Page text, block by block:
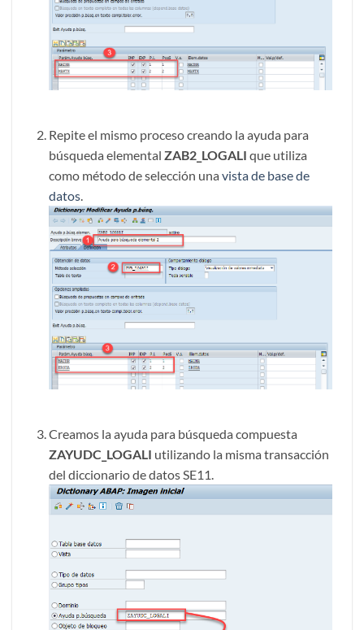
Repite el mismo proceso creando la ayuda para
búsqueda elemental ZAB2_LOGALI que utiliza
como método de selección una vista de base de
datos.
Creamos la ayuda para búsqueda compuesta
ZAYUDC_LOGALI utilizando la misma transacción
del diccionario de datos SE11.